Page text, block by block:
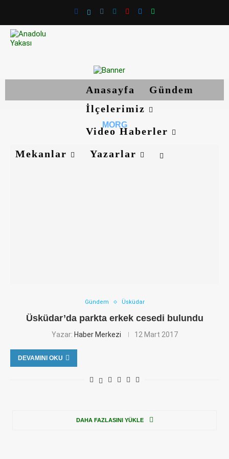
Anasayfa
Gündem
İlçelerimiz
Video Haberler
Mekanlar
Yazarlar
MORG
Gündem Üsküdar
Üsküdar’da parkta erkek cesedi bulundu
Yazar: Haber Merkezi 12 Mart 2017
DEVAMINI OKU
DAHA FAZLASINI YÜKLE